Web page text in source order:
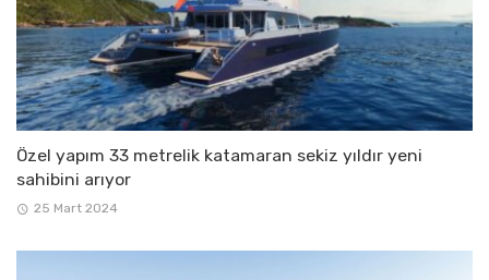
Özel yapım 33 metrelik katamaran sekiz yıldır yeni
sahibini arıyor
25 Mart 2024